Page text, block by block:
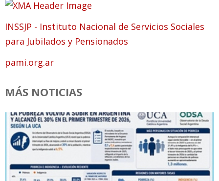
INSSJP - Instituto Nacional de Servicios Sociales
para Jubilados y Pensionados
pami.org.ar
MÁS NOTICIAS